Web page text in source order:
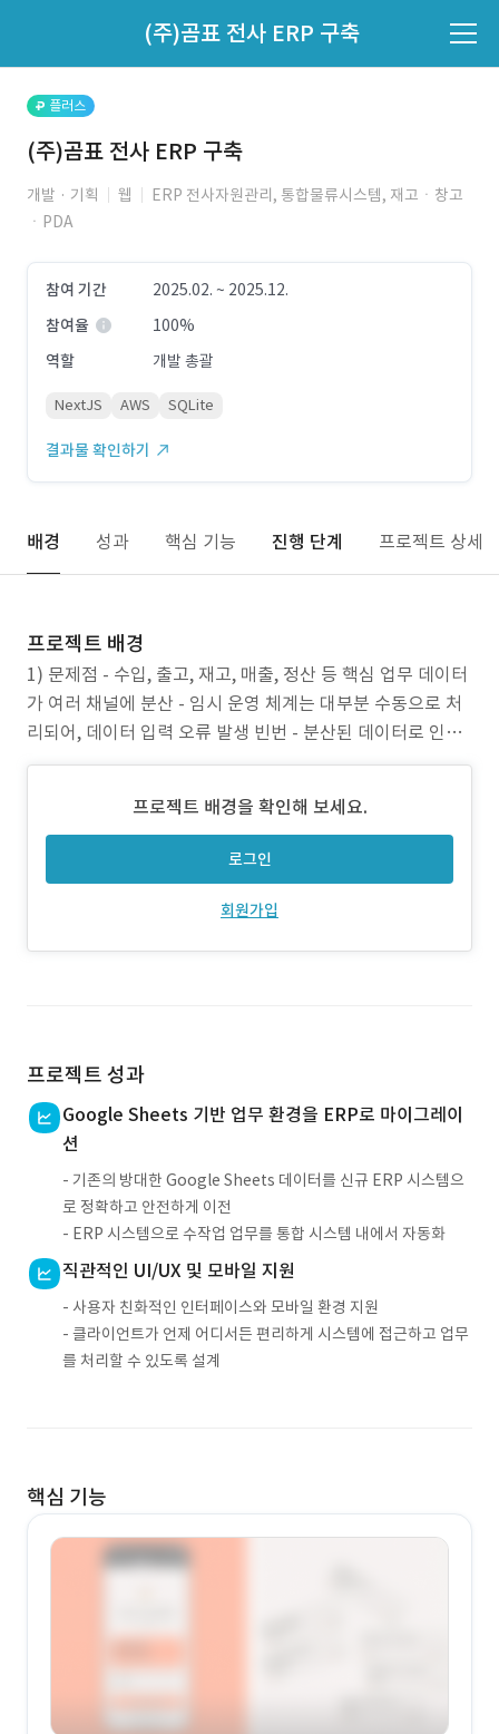
(주)곰표 전사 ERP 구축
지원자 목록 바로가기
플러스
(주)곰표 전사 ERP 구축
개발 · 기획 웹
ERP 전사자원관리, 통합물류시스템, 재고ㆍ창고
ㆍPDA
참여 기간
2025.02. ~ 2025.12.
참여율
100%
역할
개발 총괄
NextJS AWS SQLite
결과물 확인하기
배경 성과 핵심 기능 진행 단계 프로젝트 상세
프로젝트 배경
1) 문제점 - 수입, 출고, 재고, 매출, 정산 등 핵심 업무 데이터
가 여러 채널에 분산 - 임시 운영 체계는 대부분 수동으로 처
리되어, 데이터 입력 오류 발생 빈번 - 분산된 데이터로 인해
현재 재고 현황, 실시간 매출, 정확한 정산 현황 등을 즉각적
매출, 정산 등 전 과정을 아우르는 통합 ERP 시스템을 구축 -
프로젝트 배경을 확인해 보세요.
로그인
회원가입
프로젝트 성과
Google Sheets 기반 업무 환경을 ERP로 마이그레이
션
- 기존의 방대한 Google Sheets 데이터를 신규 ERP 시스템으
로 정확하고 안전하게 이전
- ERP 시스템으로 수작업 업무를 통합 시스템 내에서 자동화
직관적인 UI/UX 및 모바일 지원
- 사용자 친화적인 인터페이스와 모바일 환경 지원
- 클라이언트가 언제 어디서든 편리하게 시스템에 접근하고 업무
를 처리할 수 있도록 설계
핵심 기능